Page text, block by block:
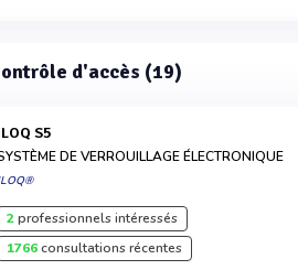
d'accès (19)
ILOQ S5
DE VERROUILLAGE ÉLECTRONIQUE
2professionnels intéressés
1766consultations récentes